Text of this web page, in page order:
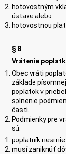
hotovostným
ústave alebo
hotovostnou
§ 8
Vrátenie
Obec vráti
základe
poplatok v
splnenie
časti.
Podmienky pre
sú:
poplatník
musí zaniknúť